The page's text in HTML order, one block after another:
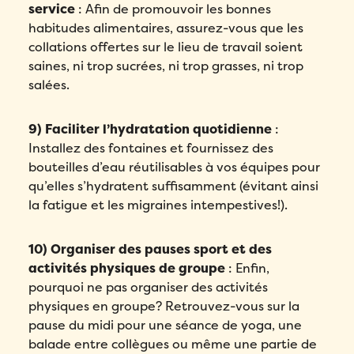
service : Afin de promouvoir les bonnes
habitudes alimentaires, assurez-vous que les
collations offertes sur le lieu de travail soient
saines, ni trop sucrées, ni trop grasses, ni trop
salées.
9) Faciliter l’hydratation quotidienne :
Installez des fontaines et fournissez des
bouteilles d’eau réutilisables à vos équipes pour
qu’elles s’hydratent suffisamment (évitant ainsi
la fatigue et les migraines intempestives!).
10) Organiser des pauses sport et des
activités physiques de groupe : Enfin,
pourquoi ne pas organiser des activités
physiques en groupe? Retrouvez-vous sur la
pause du midi pour une séance de yoga, une
balade entre collègues ou même une partie de